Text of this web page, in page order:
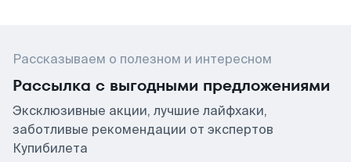
Рассказываем о полезном и интересном
Рассылка с выгодными предложениями
Эксклюзивные акции, лучшие лайфхаки,
заботливые рекомендации от экспертов
Купибилета